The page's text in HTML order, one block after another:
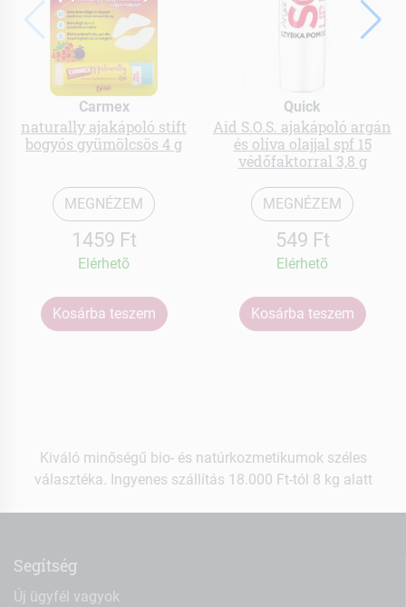
Carmex
naturally ajakápoló stift
bogyós gyümölcsös 4 g
MEGNÉZEM
1459 Ft
Elérhetõ
Kosárba teszem
Quick
Aid S.O.S. ajakápoló argán
és olíva olajjal spf 15
védőfaktorral 3,8 g
MEGNÉZEM
549 Ft
Elérhetõ
Kosárba teszem
Kiváló minőségű bio- és natúrkozmetikumok széles
választéka. Ingyenes szállítás 18.000 Ft-tól 8 kg alatt
Segítség
Új ügyfél vagyok